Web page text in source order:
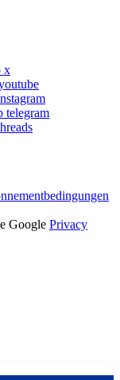
x
telegram
Google Privacy